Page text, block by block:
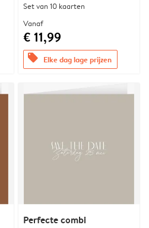
Set van 10 kaarten
Vanaf
€ 11,99
offers Elke dag lage prijzen
Perfecte combi